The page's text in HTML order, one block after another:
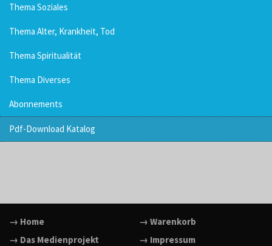
Thema Soziales
Thema Alter, Krankheit, Tod
Thema Spiritualität
Thema Diverses
Abonnements
Pdf-Download Katalog
→ Home
→ Das Medienprojekt
→ Warenkorb
→ Impressum